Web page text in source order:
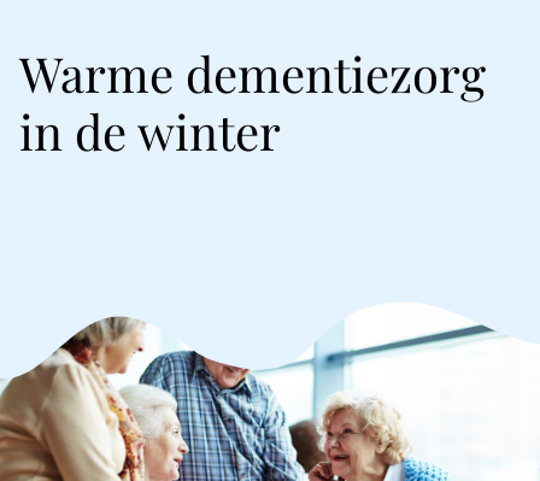
Warme dementiezorg
in de winter